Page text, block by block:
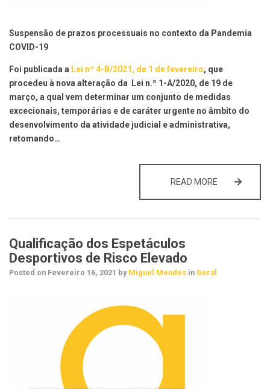
Suspensão de prazos processuais no contexto da Pandemia
COVID-19
Foi publicada a Lei nº 4-B/2021, de 1 de fevereiro, que
procedeu à nova alteração da Lei n.º 1-A/2020, de 19 de
março, a qual vem determinar um conjunto de medidas
excecionais, temporárias e de caráter urgente no âmbito do
desenvolvimento da atividade judicial e administrativa,
retomando…
READ MORE
Qualificação dos Espetáculos
Desportivos de Risco Elevado
Posted on Fevereiro 16, 2021 by Miguel Mendes in Geral